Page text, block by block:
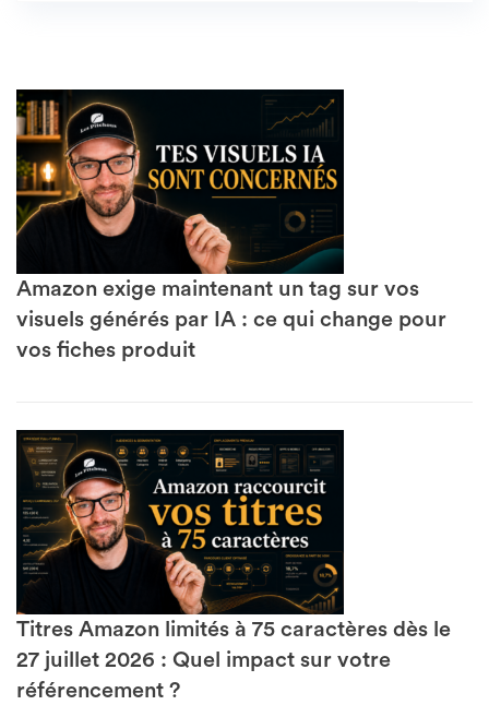
Amazon exige maintenant un tag sur vos
visuels générés par IA : ce qui change pour
vos fiches produit
Titres Amazon limités à 75 caractères dès le
27 juillet 2026 : Quel impact sur votre
référencement ?